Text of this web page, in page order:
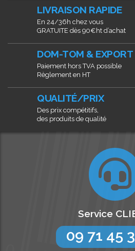
LIVRAISON RAPIDE
En 24/36h chez vous
GRATUITE dès 90€ht d’achat
DOM-TOM & EXPORT
Paiement hors TVA possible
Règlement en HT
QUALITÉ/PRIX
Des prix compétitifs,
des produits de qualité
Service
09 71 45